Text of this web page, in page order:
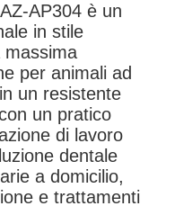
AP304 è un
in stile
massima
per animali ad
un resistente
un pratico
di lavoro
dentale
a domicilio,
e trattamenti